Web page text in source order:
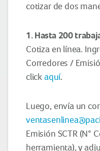
cotizar de dos
1. Hasta 200
Cotiza en línea.
Corredores /
click aquí.
Luego, envía un
Emisión SCTR (N°
herramienta), y